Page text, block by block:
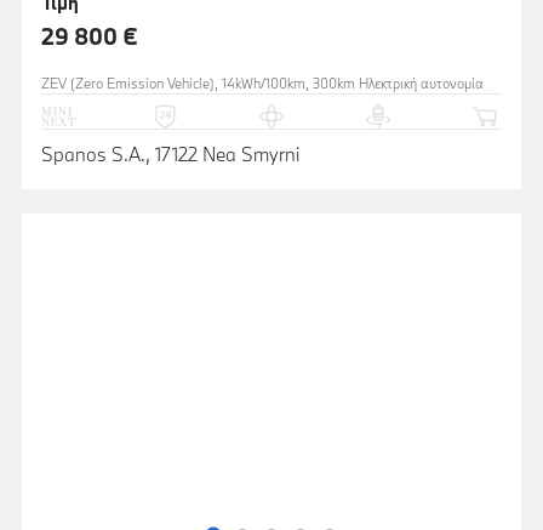
29 800 €
ZEV (Zero Emission Vehicle), 14kWh/100km, 300km Ηλεκτρική αυτονομία
Spanos S.A., 17122 Nea Smyrni